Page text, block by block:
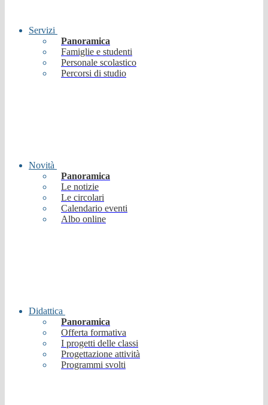
Servizi
Panoramica
Famiglie e studenti
Personale scolastico
Percorsi di studio
Novità
Panoramica
Le notizie
Le circolari
Calendario eventi
Albo online
Didattica
Panoramica
Offerta formativa
I progetti delle classi
Progettazione attività
Programmi svolti